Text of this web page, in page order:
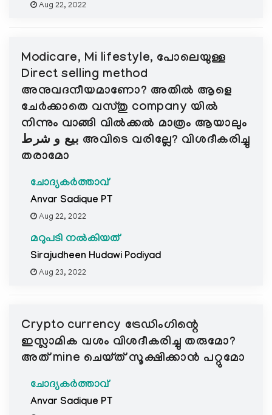
Aug 22, 2022
Modicare, Mi lifestyle, പോലെയുള്ള
Direct selling method
അനുവദനീയമാണോ? അതിൽ ആളെ
ചേര്‍ക്കാതെ വസ്തു company യില്‍
നിന്നും വാങ്ങി വില്‍ക്കല്‍ മാത്രം ആയാലും
بيع و شرط അവിടെ വരില്ലേ? വിശദീകരിച്ചു
തരാമോ
ചോദ്യകർത്താവ്
Anvar Sadique PT
Aug 22, 2022
മറുപടി നൽകിയത്
Sirajudheen Hudawi Podiyad
Aug 23, 2022
Crypto currency ട്രേഡിംഗിന്റെ
ഇസ്ലാമിക വശം വിശദീകരിച്ചു തരുമോ?
അത് mine ചെയ്ത് സൂക്ഷിക്കാന്‍ പറ്റുമോ
ചോദ്യകർത്താവ്
Anvar Sadique PT